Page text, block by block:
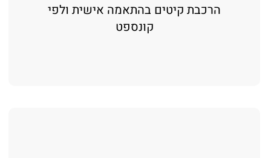
הרכבת קיטים בהתאמה אישית ולפי
קונספט